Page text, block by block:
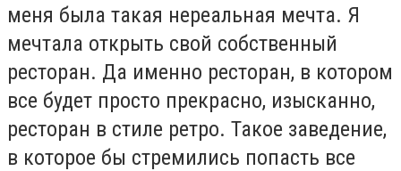
меня была такая нереальная мечта. Я
мечтала открыть свой собственный
ресторан. Да именно ресторан, в котором
все будет просто прекрасно, изысканно,
ресторан в стиле ретро. Такое заведение,
в которое бы стремились попасть все